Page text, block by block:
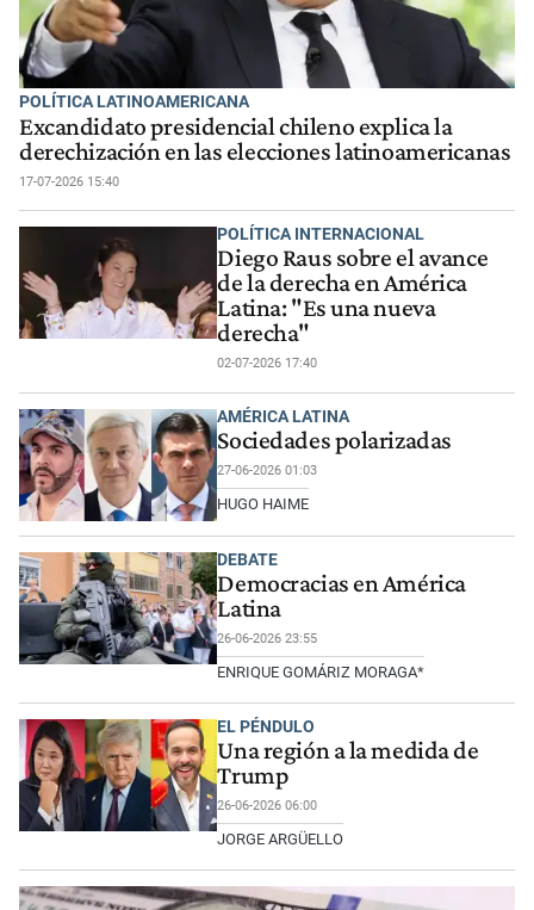
POLÍTICA LATINOAMERICANA
Excandidato presidencial chileno explica la
derechización en las elecciones latinoamericanas
17-07-2026 15:40
POLÍTICA INTERNACIONAL
Diego Raus sobre el avance
de la derecha en América
Latina: "Es una nueva
derecha"
02-07-2026 17:40
AMÉRICA LATINA
Sociedades polarizadas
27-06-2026 01:03
HUGO HAIME
DEBATE
Democracias en América
Latina
26-06-2026 23:55
ENRIQUE GOMÁRIZ MORAGA*
EL PÉNDULO
Una región a la medida de
Trump
26-06-2026 06:00
JORGE ARGÜELLO